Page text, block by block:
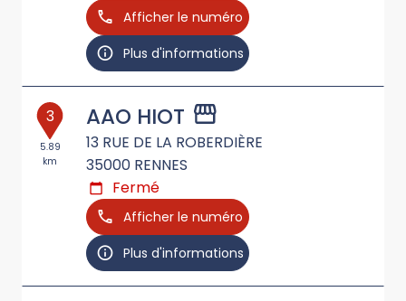
Afficher le numéro
Plus d'informations
3
5.89
km
AAO HIOT
13 RUE DE LA ROBERDIÈRE
35000 RENNES
Fermé
Afficher le numéro
Plus d'informations